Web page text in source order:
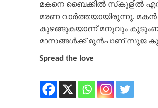
മകനെ ബൈക്കില്‍ സ്‌കൂളില്‍
മരണ വാര്‍ത്തയായിരുന്നു. മകന്‍
കുഴങ്ങുകയാണ് മനുവും
മാസങ്ങള്‍ക്ക് മുന്‍പാണ് സുജ
Spread the love